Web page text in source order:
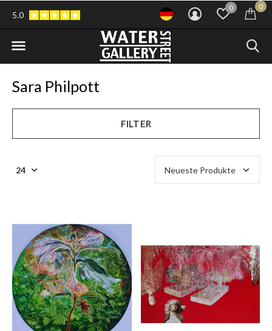
0 0
5.0
Sara Philpott
FILTER